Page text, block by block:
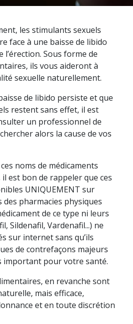
les stimulants sexuels
face à une baisse de libido
l’érection. Sous forme de
ils vous aideront à
sexuelle naturellement.
de libido persiste et que
restent sans effet, il est
un professionnel de
alors la cause de vos
noms de médicaments
est bon de rappeler que ces
UNIQUEMENT sur
pharmacies physiques
de ce type ni leurs
Sildenafil, Vardenafil...) ne
sur internet sans qu’ils
de contrefaçons majeurs
important pour votre santé.
en revanche sont
mais efficace,
et en toute discrétion